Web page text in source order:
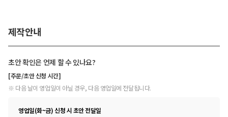
제작안내
초안 확인은 언제 할 수 있나요?
[주문/초안 신청 시간]
※ 다음 날이 영업일이 아닐 경우, 다음 영업일에 전달됩니다.
영업일(화~금) 신청 시 초안 전달일